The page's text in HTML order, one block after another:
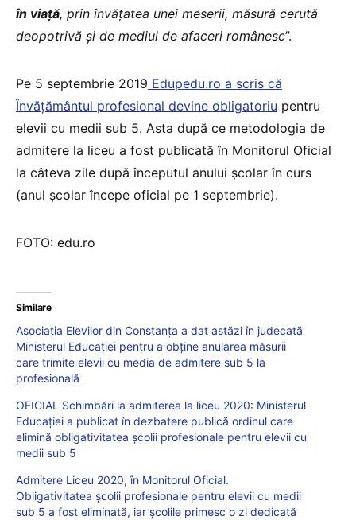
în viață, prin învățatea unei meserii, măsură cerută
deopotrivă și de mediul de afaceri românesc”.
Pe 5 septembrie 2019 Edupedu.ro a scris că
Învățământul profesional devine obligatoriu pentru
elevii cu medii sub 5. Asta după ce metodologia de
admitere la liceu a fost publicată în Monitorul Oficial
la câteva zile după începutul anului școlar în curs
(anul școlar începe oficial pe 1 septembrie).
FOTO: edu.ro
Similare
Asociația Elevilor din Constanța a dat astăzi în judecată
Ministerul Educației pentru a obține anularea măsurii
care trimite elevii cu media de admitere sub 5 la
profesională
OFICIAL Schimbări la admiterea la liceu 2020: Ministerul
Educației a publicat în dezbatere publică ordinul care
elimină obligativitatea școlii profesionale pentru elevii cu
medii sub 5
Admitere Liceu 2020, în Monitorul Oficial.
Obligativitatea școlii profesionale pentru elevii cu medii
sub 5 a fost eliminată, iar școlile primesc o zi dedicată